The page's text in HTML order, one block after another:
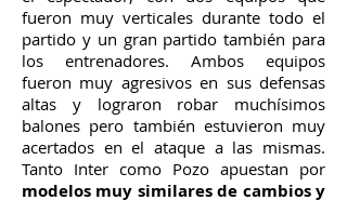
fueron muy verticales durante todo el
partido y un gran partido también para
los entrenadores. Ambos equipos
fueron muy agresivos en sus defensas
altas y lograron robar muchísimos
balones pero también estuvieron muy
acertados en el ataque a las mismas.
Tanto Inter como Pozo apuestan por
modelos muy similares de cambios y